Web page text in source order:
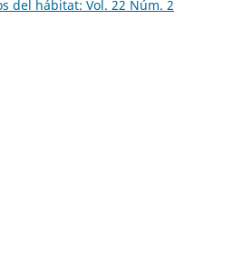
del hábitat: Vol. 22 Núm. 2